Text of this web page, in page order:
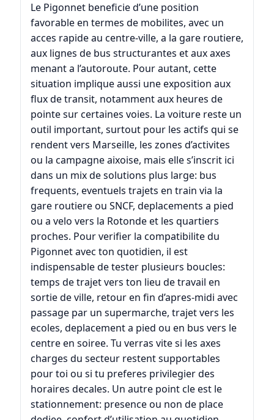
Le Pigonnet beneficie d’une position
favorable en termes de mobilites, avec un
acces rapide au centre-ville, a la gare routiere,
aux lignes de bus structurantes et aux axes
menant a l’autoroute. Pour autant, cette
situation implique aussi une exposition aux
flux de transit, notamment aux heures de
pointe sur certaines voies. La voiture reste un
outil important, surtout pour les actifs qui se
rendent vers Marseille, les zones d’activites
ou la campagne aixoise, mais elle s’inscrit ici
dans un mix de solutions plus large: bus
frequents, eventuels trajets en train via la
gare routiere ou SNCF, deplacements a pied
ou a velo vers la Rotonde et les quartiers
proches. Pour verifier la compatibilite du
Pigonnet avec ton quotidien, il est
indispensable de tester plusieurs boucles:
temps de trajet vers ton lieu de travail en
sortie de ville, retour en fin d’apres-midi avec
passage par un supermarche, trajet vers les
ecoles, deplacement a pied ou en bus vers le
centre en soiree. Tu verras vite si les axes
charges du secteur restent supportables
pour toi ou si tu preferes privilegier des
horaires decales. Un autre point cle est le
stationnement: presence ou non de place